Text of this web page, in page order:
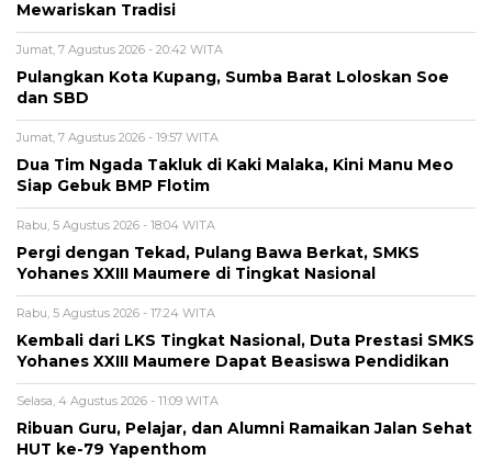
Mewariskan Tradisi
Jumat, 7 Agustus 2026 - 20:42 WITA
Pulangkan Kota Kupang, Sumba Barat Loloskan Soe
dan SBD
Jumat, 7 Agustus 2026 - 19:57 WITA
Dua Tim Ngada Takluk di Kaki Malaka, Kini Manu Meo
Siap Gebuk BMP Flotim
Rabu, 5 Agustus 2026 - 18:04 WITA
Pergi dengan Tekad, Pulang Bawa Berkat, SMKS
Yohanes XXIII Maumere di Tingkat Nasional
Rabu, 5 Agustus 2026 - 17:24 WITA
Kembali dari LKS Tingkat Nasional, Duta Prestasi SMKS
Yohanes XXIII Maumere Dapat Beasiswa Pendidikan
Selasa, 4 Agustus 2026 - 11:09 WITA
Ribuan Guru, Pelajar, dan Alumni Ramaikan Jalan Sehat
HUT ke-79 Yapenthom